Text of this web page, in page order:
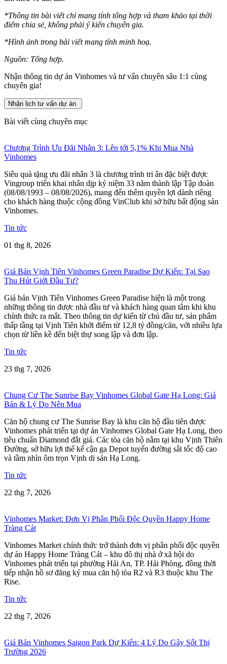
*Thông tin bài viết chỉ mang tính tổng hợp và tham khảo tại thời
điểm chia sẻ, không phải ý kiến chuyên gia.
*Hình ảnh trong bài viết mang tính minh hoạ.
Nguồn: Tổng hợp.
Nhận thông tin dự án Vinhomes và tư vấn chuyên sâu 1:1 cùng
chuyên gia!
Nhận lịch tư vấn dự án
Bài viết cùng chuyên mục
Chương Trình Ưu Đãi Nhân 3: Lên tới 5,1% Khi Mua Nhà
Vinhomes
Siêu quà tặng ưu đãi nhân 3 là chương trình tri ân đặc biệt được
Vingroup triển khai nhân dịp kỷ niệm 33 năm thành lập Tập đoàn
(08/08/1993 – 08/08/2026), mang đến thêm quyền lợi dành riêng
cho khách hàng thuộc cộng đồng VinClub khi sở hữu bất động sản
Vinhomes.
Tin tức
01 thg 8, 2026
Giá Bán Vịnh Tiên Vinhomes Green Paradise Dự Kiến: Tại Sao
Thu Hút Giới Đầu Tư?
Giá bán Vịnh Tiên Vinhomes Green Paradise hiện là một trong
những thông tin được nhà đầu tư và khách hàng quan tâm khi khu
chính thức ra mắt. Theo thông tin dự kiến từ chủ đầu tư, sản phẩm
thấp tầng tại Vịnh Tiên khởi điểm từ 12,8 tỷ đồng/căn, với nhiều lựa
chọn từ liền kề đến biệt thự song lập và đơn lập.
Tin tức
23 thg 7, 2026
Chung Cư The Sunrise Bay Vinhomes Global Gate Hạ Long: Giá
Bán & Lý Do Nên Mua
Căn hộ chung cư The Sunrise Bay là khu căn hộ đầu tiên được
Vinhomes phát triển tại dự án Vinhomes Global Gate Hạ Long, theo
tiêu chuẩn Diamond đắt giá. Các tòa căn hộ nằm tại khu Vịnh Thiên
Đường, sở hữu lợi thế kế cận ga Depot tuyến đường sắt tốc độ cao
và tầm nhìn ôm trọn Vịnh di sản Hạ Long.
Tin tức
22 thg 7, 2026
Vinhomes Market: Đơn Vị Phân Phối Độc Quyền Happy Home
Tràng Cát
Vinhomes Market chính thức trở thành đơn vị phân phối độc quyền
dự án Happy Home Tràng Cát – khu đô thị nhà ở xã hội do
Vinhomes phát triển tại phường Hải An, TP. Hải Phòng, đồng thời
tiếp nhận hồ sơ đăng ký mua căn hộ tòa R2 và R3 thuộc khu The
Rise.
Tin tức
22 thg 7, 2026
Giá Bán Vinhomes Saigon Park Dự Kiến: 4 Lý Do Gây Sốt Thị
Trường 2026